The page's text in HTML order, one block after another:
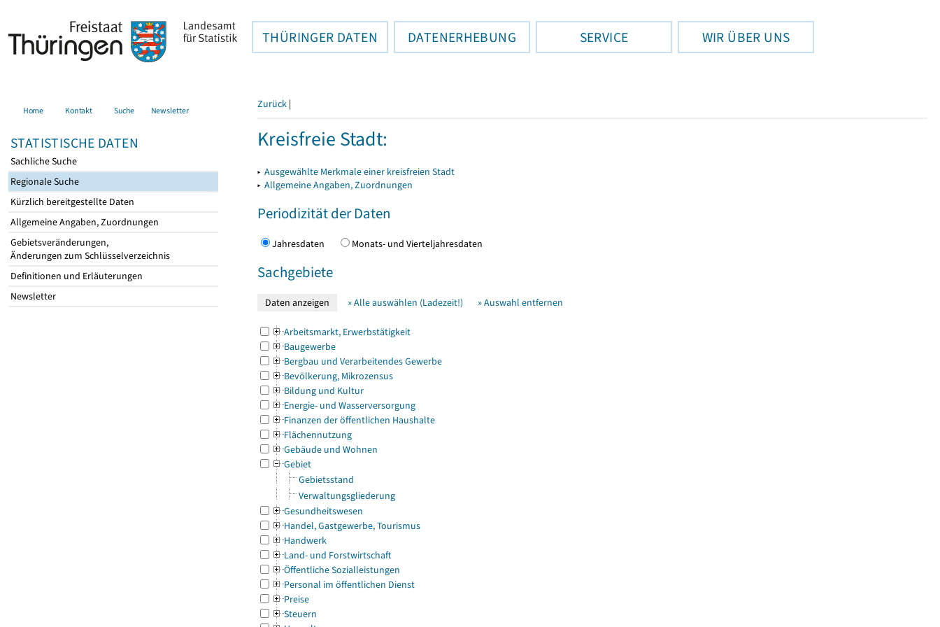
THÜRINGER DATEN DATENERHEBUNG SERVICE WIR ÜBER UNS
Home Kontakt Suche Newsletter
STATISTISCHE DATEN
Sachliche Suche
Regionale Suche
Kürzlich bereitgestellte Daten
Allgemeine Angaben, Zuordnungen
Gebietsveränderungen,
Änderungen zum Schlüsselverzeichnis
Definitionen und Erläuterungen
Newsletter
Zurück |
Kreisfreie Stadt:
▸ Ausgewählte Merkmale einer kreisfreien Stadt
▸ Allgemeine Angaben, Zuordnungen
Periodizität der Daten
Jahresdaten Monats- und Vierteljahresdaten
Sachgebiete
» Alle auswählen (Ladezeit!) » Auswahl entfernen
Arbeitsmarkt, Erwerbstätigkeit
Baugewerbe
Bergbau und Verarbeitendes Gewerbe
Bevölkerung, Mikrozensus
Bildung und Kultur
Energie- und Wasserversorgung
Finanzen der öffentlichen Haushalte
Flächennutzung
Gebäude und Wohnen
Gebiet
Gebietsstand
Verwaltungsgliederung
Gesundheitswesen
Handel, Gastgewerbe, Tourismus
Handwerk
Land- und Forstwirtschaft
Öffentliche Sozialleistungen
Personal im öffentlichen Dienst
Preise
Steuern